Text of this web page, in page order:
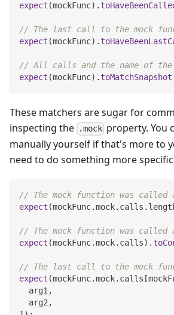
expect (mockFunc) .
// The last call to the mock
expect (mockFunc) .
// All calls and the name of the
expect (mockFunc) . toMatchSnapshot
These matchers are sugar for
inspecting the
.mock property. You
manually yourself if that's more to
need to do something more
// The mock function was called
expect (mockFunc.mock. calls .
// The mock function was
expect (mockFunc.mock. calls) .
// The last call to the mock
expect (mockFunc.mock. calls [
  arg1
,
  arg2
,